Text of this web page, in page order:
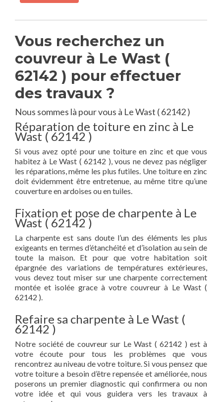
Vous recherchez un
couvreur à Le Wast (
62142 ) pour effectuer
des travaux ?
Nous sommes là pour vous à Le Wast ( 62142 )
Réparation de toiture en zinc à Le
Wast ( 62142 )
Si vous avez opté pour une toiture en zinc et que vous
habitez à Le Wast ( 62142 ), vous ne devez pas négliger
les réparations, même les plus futiles. Une toiture en zinc
doit évidemment être entretenue, au même titre qu’une
couverture en ardoises ou en tuiles.
Fixation et pose de charpente à Le
Wast ( 62142 )
La charpente est sans doute l’un des éléments les plus
exigeants en termes d’étanchéité et d’isolation au sein de
toute la maison. Et pour que votre habitation soit
épargnée des variations de températures extérieures,
vous devez tout miser sur une charpente correctement
montée et isolée grace à votre couvreur à Le Wast (
62142 ).
Refaire sa charpente à Le Wast (
62142 )
Notre société de couvreur sur Le Wast ( 62142 ) est à
votre écoute pour tous les problèmes que vous
rencontrez au niveau de votre toiture. Si vous pensez que
votre toiture a besoin d’être repensée et améliorée, nous
poserons un premier diagnostic qui confirmera ou non
votre idée et qui vous guidera vers les travaux à